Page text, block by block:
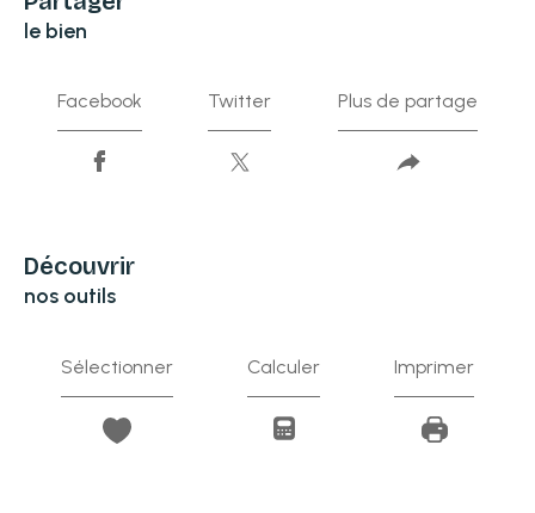
le bien
Facebook Twitter Plus de partage
découvrir
nos outils
Sélectionner Calculer Imprimer